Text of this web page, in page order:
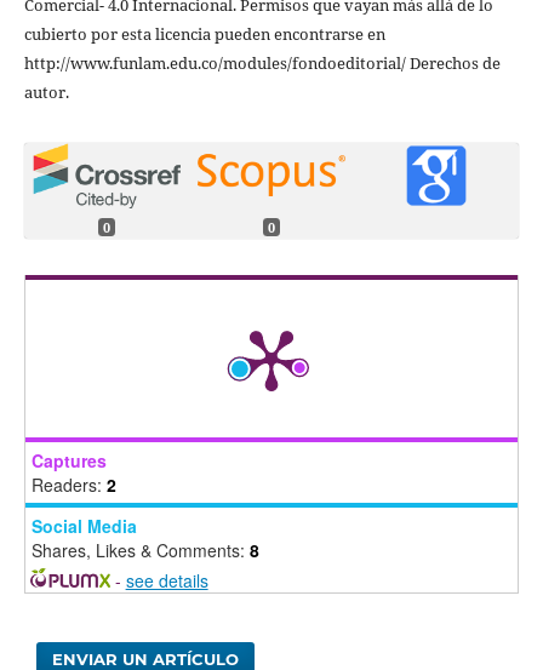
Comercial- 4.0 Internacional. Permisos que vayan más allá de lo
cubierto por esta licencia pueden encontrarse en
http://www.funlam.edu.co/modules/fondoeditorial/ Derechos de
autor.
0 0
Captures
Readers: 2
Social Media
Shares, Likes & Comments: 8
- see details
ENVIAR UN ARTÍCULO